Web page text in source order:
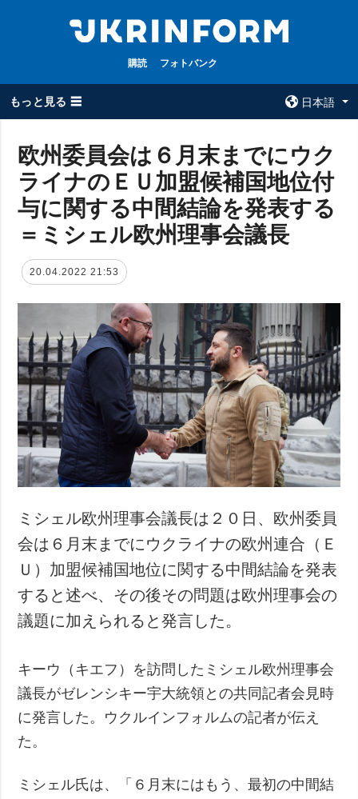
購読 フォトバンク
もっと見る ☰
日本語
全てのトピック
戦争
被占領地
経済・復興
防衛
社会・文化
スポーツ
犯罪
事故・緊急事態
ウクルインフォ
ルム
ウクルインフォル
ムについて
追加
特集
インタビュー
写真
動画
サービス
購読
フォトバンク
欧州委員会は６月末までにウク
ライナのＥＵ加盟候補国地位付
与に関する中間結論を発表する
＝ミシェル欧州理事会議長
20.04.2022 21:53
ミシェル欧州理事会議長は２０日、欧州委員
会は６月末までにウクライナの欧州連合（Ｅ
Ｕ）加盟候補国地位に関する中間結論を発表
すると述べ、その後その問題は欧州理事会の
議題に加えられると発言した。
キーウ（キエフ）を訪問したミシェル欧州理事会
議長がゼレンシキー宇大統領との共同記者会見時
に発言した。ウクルインフォルムの記者が伝え
た。
ミシェル氏は、「６月末にはもう、最初の中間結